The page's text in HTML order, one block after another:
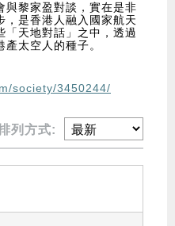
與黎家盈對談，實在是非
，是香港人融入國家航天
「天地對話」之中，透過
太空人的種子。
society/3450244/
列方式: